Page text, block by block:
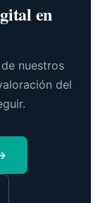
en
nuestros
del